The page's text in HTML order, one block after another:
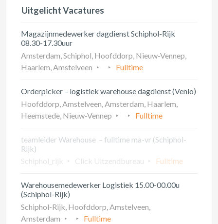
Uitgelicht Vacatures
Magazijnmedewerker dagdienst Schiphol-Rijk
08.30-17.30uur
Amsterdam, Schiphol, Hoofddorp, Nieuw-Vennep,
Haarlem, Amstelveen
Fulltime
Orderpicker – logistiek warehouse dagdienst (Venlo)
Hoofddorp, Amstelveen, Amsterdam, Haarlem,
Heemstede, Nieuw-Vennep
Fulltime
teamleider Warehouse – fulltime ma-vr (Schiphol-
Rijk)
Schiphol_rijk
Click Uitzendbureau Fulltime
Warehousemedewerker Logistiek 15.00-00.00u
(Schiphol-Rijk)
Schiphol-Rijk, Hoofddorp, Amstelveen,
Amsterdam
Fulltime